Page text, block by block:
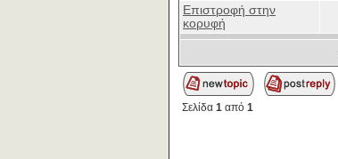
Επιστροφή στην
κορυφή
Σελίδα 1 από 1